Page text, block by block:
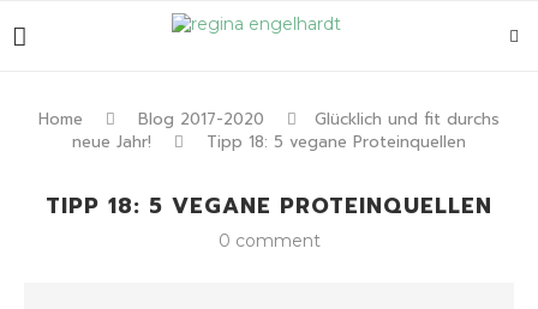
Home Blog 2017-2020
Glücklich und fit durchs
neue Jahr!
Tipp 18: 5 vegane Proteinquellen
TIPP 18: 5 VEGANE PROTEINQUELLEN
0 comment